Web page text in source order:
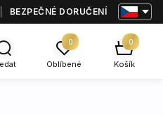
BEZPEČNÉ DORUČENÍ
0
Oblíbené
0
Košík